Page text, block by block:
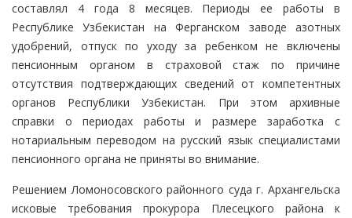
составлял 4 года 8 месяцев. Периоды ее работы в
Республике Узбекистан на Ферганском заводе азотных
удобрений, отпуск по уходу за ребенком не включены
пенсионным органом в страховой стаж по причине
отсутствия подтверждающих сведений от компетентных
органов Республики Узбекистан. При этом архивные
справки о периодах работы и размере заработка с
нотариальным переводом на русский язык специалистами
пенсионного органа не приняты во внимание.
Решением Ломоносовского районного суда г. Архангельска
исковые требования прокурора Плесецкого района к